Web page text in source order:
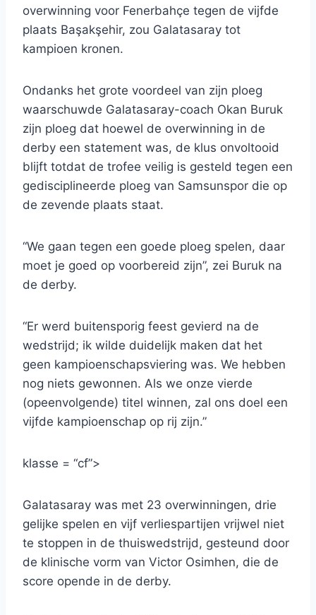
overwinning voor Fenerbahçe tegen de vijfde
plaats Başakşehir, zou Galatasaray tot
kampioen kronen.
Ondanks het grote voordeel van zijn ploeg
waarschuwde Galatasaray-coach Okan Buruk
zijn ploeg dat hoewel de overwinning in de
derby een statement was, de klus onvoltooid
blijft totdat de trofee veilig is gesteld tegen een
gedisciplineerde ploeg van Samsunspor die op
de zevende plaats staat.
“We gaan tegen een goede ploeg spelen, daar
moet je goed op voorbereid zijn”, zei Buruk na
de derby.
“Er werd buitensporig feest gevierd na de
wedstrijd; ik wilde duidelijk maken dat het
geen kampioenschapsviering was. We hebben
nog niets gewonnen. Als we onze vierde
(opeenvolgende) titel winnen, zal ons doel een
vijfde kampioenschap op rij zijn.”
klasse = “cf”>
Galatasaray was met 23 overwinningen, drie
gelijke spelen en vijf verliespartijen vrijwel niet
te stoppen in de thuiswedstrijd, gesteund door
de klinische vorm van Victor Osimhen, die de
score opende in de derby.